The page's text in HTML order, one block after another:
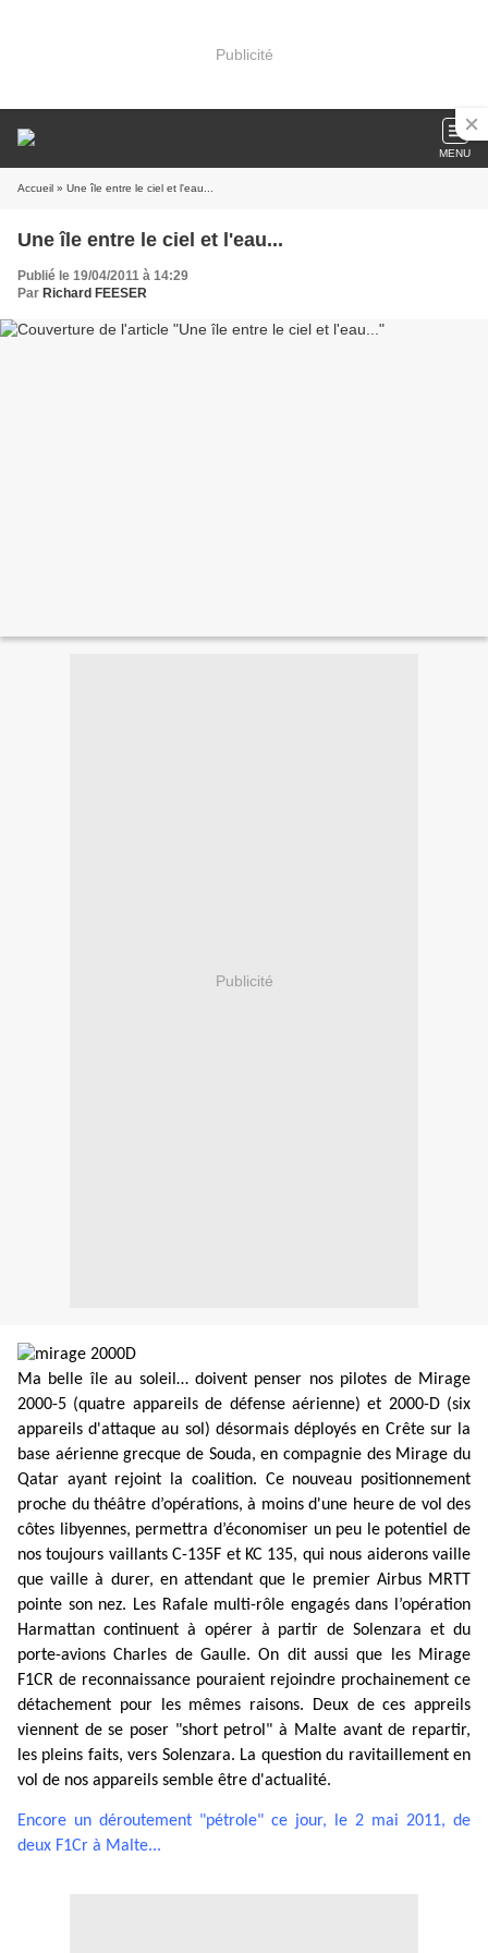
Publicité
MENU
Accueil » Une île entre le ciel et l'eau...
Une île entre le ciel et l'eau...
Publié le 19/04/2011 à 14:29
Par Richard FEESER
Publicité
Ma belle île au soleil… doivent penser nos pilotes de Mirage
2000-5 (quatre appareils de défense aérienne) et 2000-D (six
appareils d'attaque au sol) désormais déployés en Crête sur la
base aérienne grecque de Souda, en compagnie des Mirage du
Qatar ayant rejoint la coalition. Ce nouveau positionnement
proche du théâtre d’opérations, à moins d'une heure de vol des
côtes libyennes, permettra d’économiser un peu le potentiel de
nos toujours vaillants C-135F et KC 135, qui nous aiderons vaille
que vaille à durer, en attendant que le premier Airbus MRTT
pointe son nez. Les Rafale multi-rôle engagés dans l’opération
Harmattan continuent à opérer à partir de Solenzara et du
porte-avions Charles de Gaulle. On dit aussi que les Mirage
F1CR de reconnaissance pouraient rejoindre prochainement ce
détachement pour les mêmes raisons. Deux de ces appreils
viennent de se poser "short petrol" à Malte avant de repartir,
les pleins faits, vers Solenzara. La question du ravitaillement en
vol de nos appareils semble être d'actualité.
Encore un déroutement "pétrole" ce jour, le 2 mai 2011, de
deux F1Cr à Malte...